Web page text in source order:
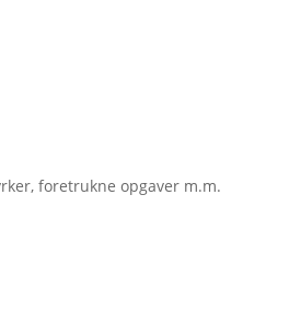
foretrukne opgaver m.m.